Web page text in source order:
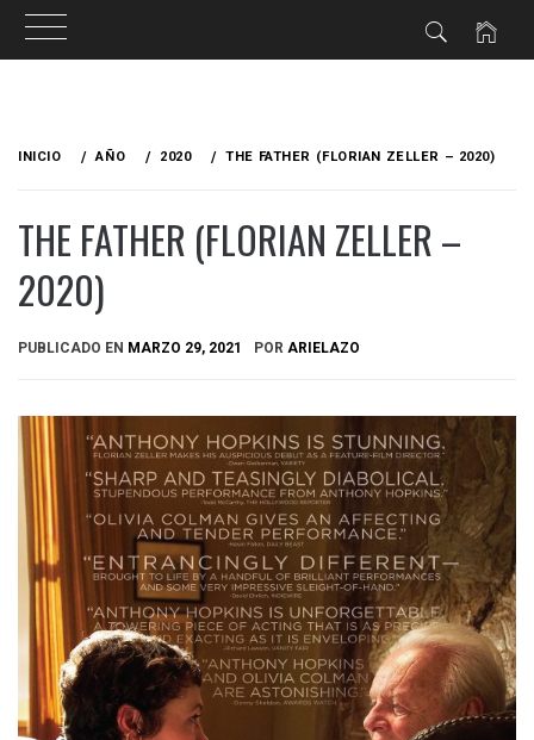
INICIO AÑO 2020 THE FATHER (FLORIAN ZELLER – 2020)
THE FATHER (FLORIAN ZELLER –
2020)
PUBLICADO EN MARZO 29, 2021 POR ARIELAZO